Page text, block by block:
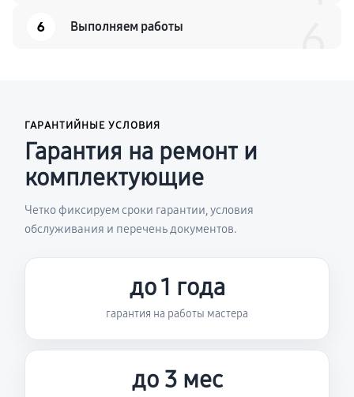
6 Выполняем работы
ГАРАНТИЙНЫЕ УСЛОВИЯ
Гарантия на ремонт и
комплектующие
Четко фиксируем сроки гарантии, условия
обслуживания и перечень документов.
до 1 года
гарантия на работы мастера
до 3 мес